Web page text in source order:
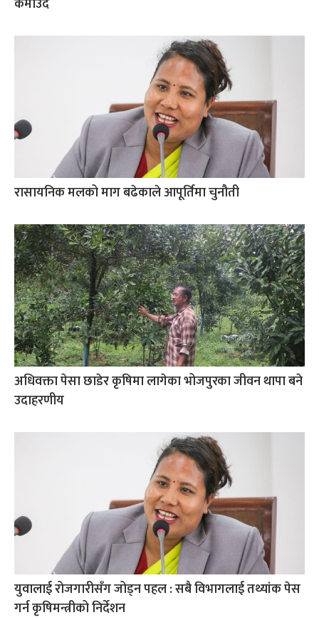
रासायनिक मलको माग बढेकाले आपूर्तिमा चुनौती
अधिवक्ता पेसा छाडेर कृषिमा लागेका भोजपुरका जीवन थापा बने
उदाहरणीय
युवालाई रोजगारीसँग जोड्न पहल : सबै विभागलाई तथ्यांक पेस
गर्न कृषिमन्त्रीको निर्देशन